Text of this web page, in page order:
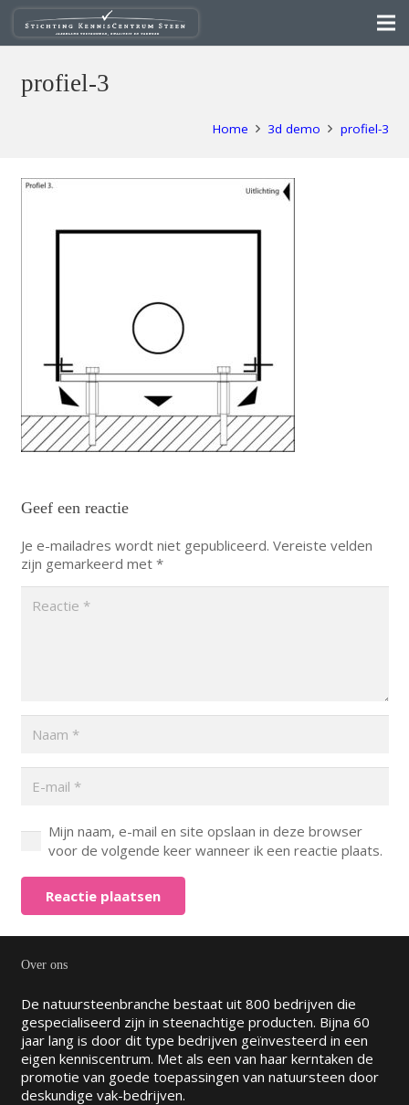
profiel-3
Home 3d demo profiel-3
Geef een reactie
Je e-mailadres wordt niet gepubliceerd. Vereiste velden
zijn gemarkeerd met *
Mijn naam, e-mail en site opslaan in deze browser
voor de volgende keer wanneer ik een reactie plaats.
Reactie plaatsen
Over ons
De natuursteenbranche bestaat uit 800 bedrijven die
gespecialiseerd zijn in steenachtige producten. Bijna 60
jaar lang is door dit type bedrijven geïnvesteerd in een
eigen kenniscentrum. Met als een van haar kerntaken de
promotie van goede toepassingen van natuursteen door
deskundige vak-bedrijven.